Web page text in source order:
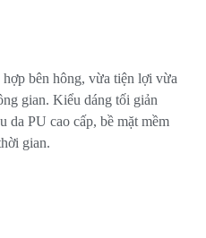
bên hông, vừa tiện lợi vừa
gian. Kiểu dáng tối giản
da PU cao cấp, bề mặt mềm
gian.